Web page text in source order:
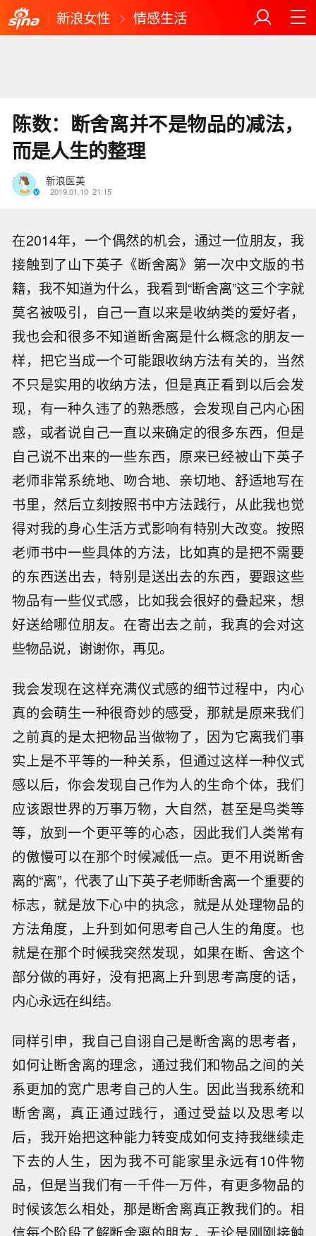
新浪女性 情感生活
陈数：断舍离并不是物品的减法，
而是人生的整理
新浪医美
2019.01.10 21:15
在2014年，一个偶然的机会，通过一位朋友，我
接触到了山下英子《断舍离》第一次中文版的书
籍，我不知道为什么，我看到“断舍离”这三个字就
莫名被吸引，自己一直以来是收纳类的爱好者，
我也会和很多不知道断舍离是什么概念的朋友一
样，把它当成一个可能跟收纳方法有关的，当然
不只是实用的收纳方法，但是真正看到以后会发
现，有一种久违了的熟悉感，会发现自己内心困
惑，或者说自己一直以来确定的很多东西，但是
自己说不出来的一些东西，原来已经被山下英子
老师非常系统地、吻合地、亲切地、舒适地写在
书里，然后立刻按照书中方法践行，从此我也觉
得对我的身心生活方式影响有特别大改变。按照
老师书中一些具体的方法，比如真的是把不需要
的东西送出去，特别是送出去的东西，要跟这些
物品有一些仪式感，比如我会很好的叠起来，想
好送给哪位朋友。在寄出去之前，我真的会对这
些物品说，谢谢你，再见。
我会发现在这样充满仪式感的细节过程中，内心
真的会萌生一种很奇妙的感受，那就是原来我们
之前真的是太把物品当做物了，因为它离我们事
实上是不平等的一种关系，但通过这样一种仪式
感以后，你会发现自己作为人的生命个体，我们
应该跟世界的万事万物，大自然，甚至是鸟类等
等，放到一个更平等的心态，因此我们人类常有
的傲慢可以在那个时候减低一点。更不用说断舍
离的“离”，代表了山下英子老师断舍离一个重要的
标志，就是放下心中的执念，就是从处理物品的
方法角度，上升到如何思考自己人生的角度。也
就是在那个时候我突然发现，如果在断、舍这个
部分做的再好，没有把离上升到思考高度的话，
内心永远在纠结。
同样引申，我自己自诩自己是断舍离的思考者，
如何让断舍离的理念，通过我们和物品之间的关
系更加的宽广思考自己的人生。因此当我系统和
断舍离，真正通过践行，通过受益以及思考以
后，我开始把这种能力转变成如何支持我继续走
下去的人生，因为我不可能家里永远有10件物
品，但是当我们有一千件一万件，有更多物品的
时候该怎么相处，那是断舍离真正教我们的。相